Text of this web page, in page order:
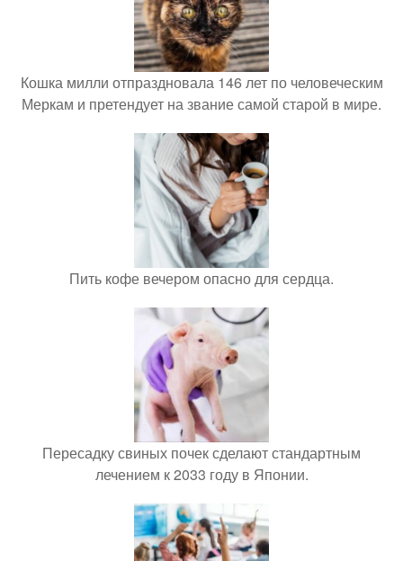
Кошка милли отпраздновала 146 лет по человеческим
Меркам и претендует на звание самой старой в мире.
Пить кофе вечером опасно для сердца.
Пересадку свиных почек сделают стандартным
лечением к 2033 году в Японии.